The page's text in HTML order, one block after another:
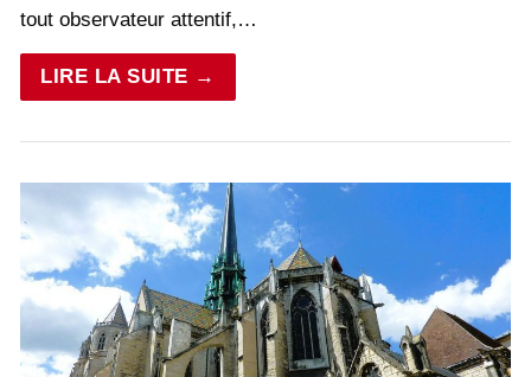
tout observateur attentif,…
LIRE LA SUITE →